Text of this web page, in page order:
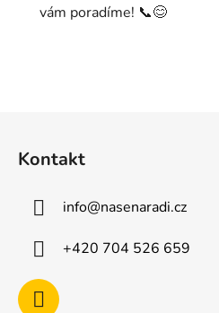
vám poradíme! 📞😊
Kontakt
info@nasenaradi.cz
+420 704 526 659